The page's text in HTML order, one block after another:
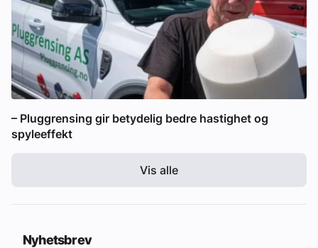
– Pluggrensing gir betydelig bedre hastighet og
spyleeffekt
Vis alle
Nyhetsbrev